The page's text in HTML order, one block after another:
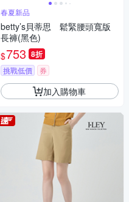
春夏新品
betty’s貝蒂思 鬆緊腰頭寬版
長褲(黑色)
$753 8折
挑戰低價 券
加入購物車